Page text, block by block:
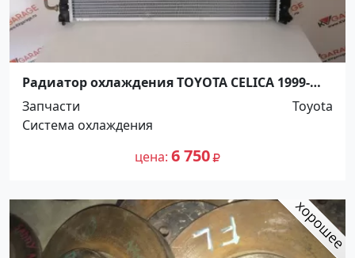
Радиатор охлаждения TOYOTA CELICA 1999-
2006 Краснодар
Запчасти
Toyota
Система охлаждения
цена 6 750